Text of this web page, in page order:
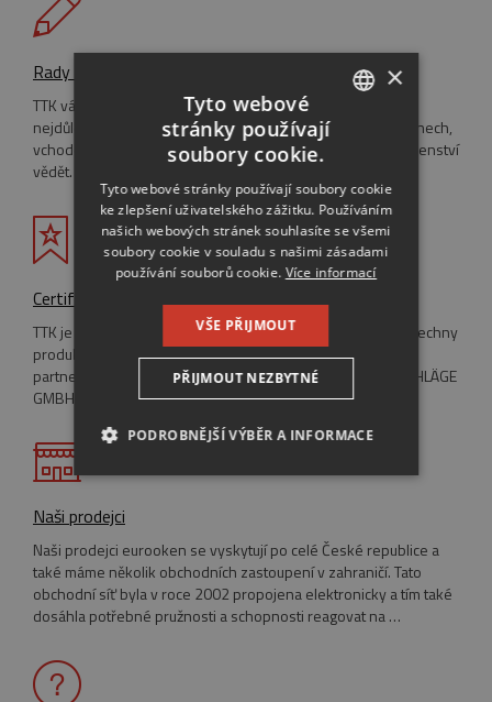
Rady a tipy
TTK vám pravidelně přináší nejzajímavější, nejpraktičtější a
nejdůležitější informace, které potřebujete o dřevěných oknech,
vchodových dveřích, posuvných stěnách a ostatním příslušenství
vědět. Inspirujte se našimi radami a tipy.
Certifikáty
TTK je držitelem systémové certifikace ISO 9001:2001 a všechny
produkty mají Certifikáty o vlastnosti výrobku. TTK je také
partnerem pro bezpečnost společnosti MAYER & CO BESCHLÄGE
GMBH.
Naši prodejci
Naši prodejci eurooken se vyskytují po celé České republice a
také máme několik obchodních zastoupení v zahraničí. Tato
obchodní síť byla v roce 2002 propojena elektronicky a tím také
dosáhla potřebné pružnosti a schopnosti reagovat na …
RUSSIAN
GERMAN
×
Tyto webové
stránky používají
soubory cookie.
Tyto webové stránky používají soubory cookie
ke zlepšení uživatelského zážitku. Používáním
našich webových stránek souhlasíte se všemi
soubory cookie v souladu s našimi zásadami
používání souborů cookie. Více informací
VŠE PŘIJMOUT
PŘIJMOUT NEZBYTNÉ
PODROBNĚJŠÍ VÝBĚR A INFORMACE
NEZBYTNĚ NUTNÉ SOUBORY
SOUBORY CÍLENÍ